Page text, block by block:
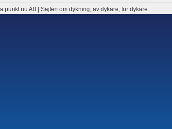
punkt nu AB | Sajten om dykning, av dykare, för dykare.